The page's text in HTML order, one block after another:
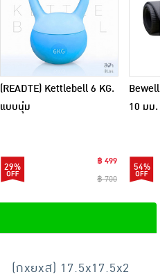
(READTE) Kettlebell 6 KG.
แบบนุ่ม
29%
฿ 499
฿ 700
Bewell
10 มม.
54%
(กxยxส) 17.5x17.5x2